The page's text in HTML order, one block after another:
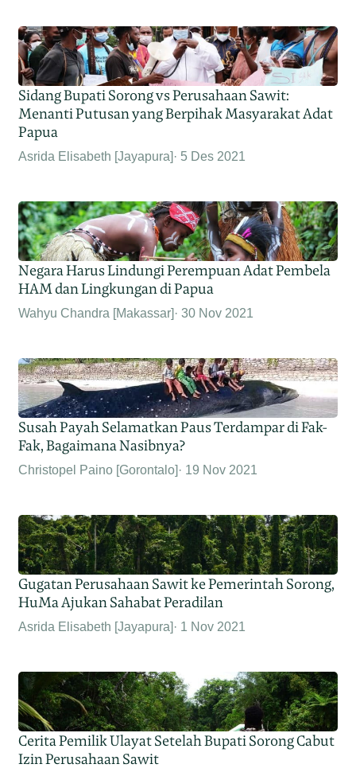
Sidang Bupati Sorong vs Perusahaan Sawit:
Menanti Putusan yang Berpihak Masyarakat Adat
Papua
Asrida Elisabeth [Jayapura] 5 Des 2021
Negara Harus Lindungi Perempuan Adat Pembela
HAM dan Lingkungan di Papua
Wahyu Chandra [Makassar] 30 Nov 2021
Susah Payah Selamatkan Paus Terdampar di Fak-
Fak, Bagaimana Nasibnya?
Christopel Paino [Gorontalo] 19 Nov 2021
Gugatan Perusahaan Sawit ke Pemerintah Sorong,
HuMa Ajukan Sahabat Peradilan
Asrida Elisabeth [Jayapura] 1 Nov 2021
Cerita Pemilik Ulayat Setelah Bupati Sorong Cabut
Izin Perusahaan Sawit